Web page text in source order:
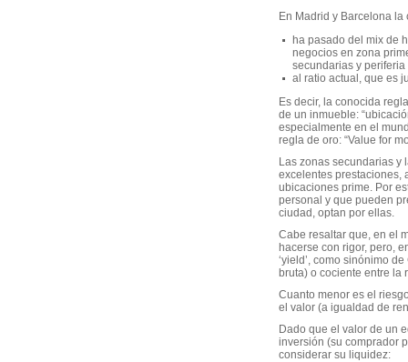
En Madrid y Barcelona
ha pasado del mix de
negocios en zona
secundarias y periferia
al ratio actual, que es
Es decir, la conocida
de un inmueble:
especialmente en el
regla de oro: “Value for
Las zonas secundarias y
excelentes prestaciones,
ubicaciones prime. Por
personal y que pueden
ciudad, optan por ellas.
Cabe resaltar que, en el
hacerse con rigor, pero,
‘yield’, como sinónimo
bruta) o cociente entre la
Cuanto menor es el
el valor (a igualdad de
Dado que el valor de un
inversión (su comprador
considerar su liquidez: